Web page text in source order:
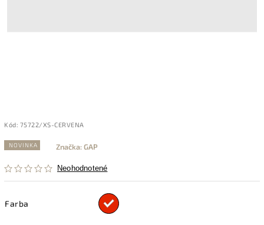
Kód: 75722/XS-CERVENA
NOVINKA
Neohodnotené
Značka:GAP
Farba